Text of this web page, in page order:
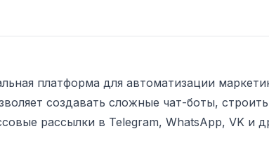
платформа для автоматизации
создавать сложные чат-боты,
рассылки в Telegram, WhatsApp, VK и